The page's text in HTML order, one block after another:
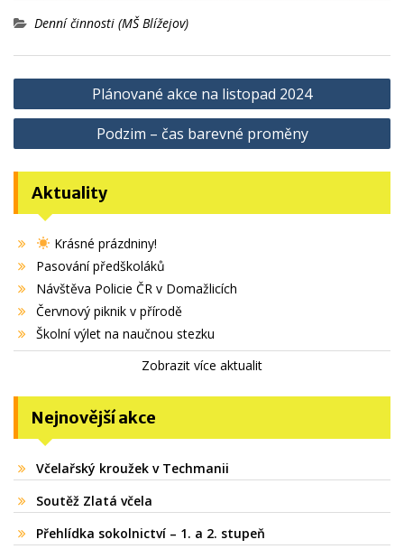
Denní činnosti (MŠ Blížejov)
Navigace
pro
příspěvek
Plánované akce na listopad 2024
Podzim – čas barevné proměny
Aktuality
Krásné prázdniny!
Pasování předškoláků
Návštěva Policie ČR v Domažlicích
Červnový piknik v přírodě
Školní výlet na naučnou stezku
Zobrazit více aktualit
Nejnovější akce
Včelařský kroužek v Techmanii
Soutěž Zlatá včela
Přehlídka sokolnictví – 1. a 2. stupeň